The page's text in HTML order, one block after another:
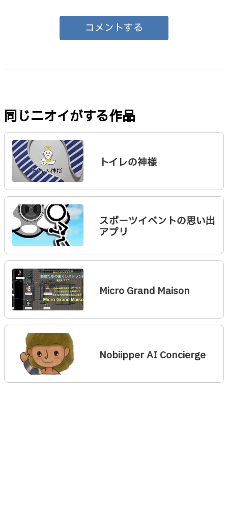
コメントする
同じニオイがする作品
トイレの神様
スポーツイベントの思い出
アプリ
Micro Grand Maison
Nobiipper AI Concierge